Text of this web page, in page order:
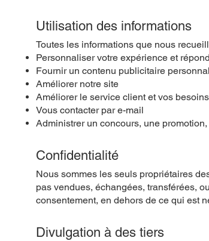
Utilisation des informations
Toutes les informations que nous
Personnaliser votre expérience et
Fournir un contenu publicitaire
Améliorer notre site
Améliorer le service client et vos
Vous contacter par e-mail
Administrer un concours, une
Confidentialité
Nous sommes les seuls propriétaires
pas vendues, échangées, transférées,
consentement, en dehors de ce qui est
Divulgation à des tiers